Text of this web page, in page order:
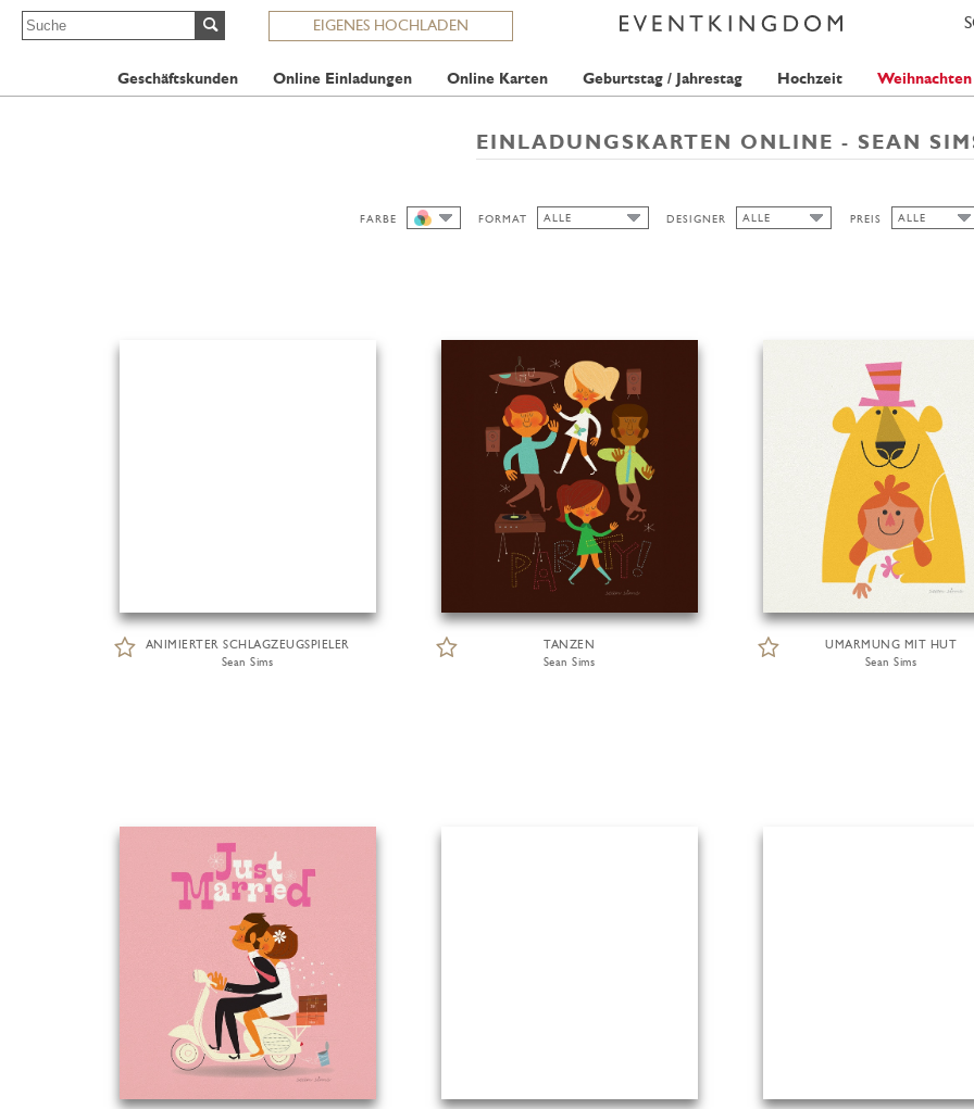
EIGENES HOCHLADEN
Geschäftskunden Online Einladungen Online Karten Geburtstag / Jahrestag Hochzeit Weihnachten
EINLADUNGSKARTEN ONLINE - SEAN
FARBE
FORMAT ALLE
DESIGNER
ALLE
PREIS
ALLE
ANIMIERTER SCHLAGZEUGSPIELER
Sean Sims
TANZEN
Sean Sims
UMARMUNG MIT HUT
Sean Sims